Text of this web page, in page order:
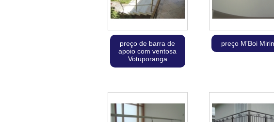
preço de barra de
apoio com ventosa
Votuporanga
preço M'Boi